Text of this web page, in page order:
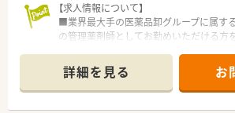
【求人情報について】
■業界最大手の医薬品卸グループに属す
の管理薬剤師としてお勤めいただける方を
休めるため、私生活を大切にしたい方に最
■経験や能力を考慮した上で年収は400
しており、賞与も年2回支給される好待遇
詳細を見る お